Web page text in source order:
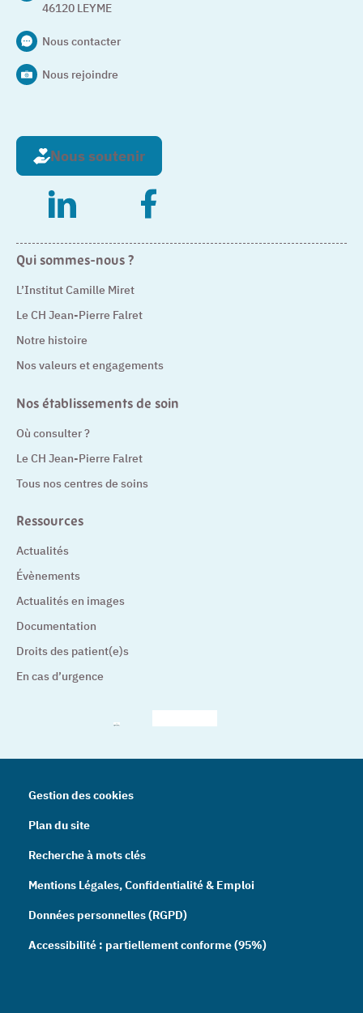
46120 LEYME
Nous contacter
Nous rejoindre
Nous soutenir
– Nouvelle fenêtre– Nouvelle fenêtre
Qui sommes-nous ?
L’Institut Camille Miret
Le CH Jean-Pierre Falret
Notre histoire
Nos valeurs et engagements
Nos établissements de soin
Où consulter ?
Le CH Jean-Pierre Falret
Tous nos centres de soins
Ressources
Actualités
Évènements
Actualités en images
Documentation
Droits des patient(e)s
En cas d’urgence
Gestion des cookies
Plan du site
Recherche à mots clés
Mentions Légales, Confidentialité & Emploi
Données personnelles (RGPD)
Accessibilité : partiellement conforme (95%)